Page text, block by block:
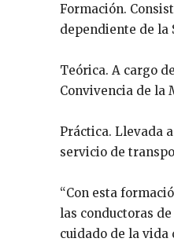
Formación.
dependiente de la
Teórica. A cargo
Convivencia de la
Práctica. Llevada
servicio de
“Con esta
las conductoras
cuidado de la vida